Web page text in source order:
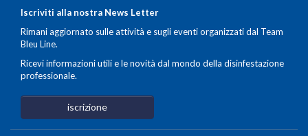
Iscriviti alla nostra News Letter
Rimani aggiornato sulle attività e sugli eventi organizzati dal Team
Bleu Line.
Ricevi informazioni utili e le novità dal mondo della disinfestazione
professionale.
iscrizione